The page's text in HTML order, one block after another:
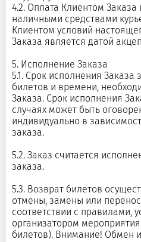
4.2. Оплата Клиентом
наличными средствами
Клиентом условий
Заказа является датой
5. Исполнение Заказа
5.1. Срок исполнения Заказа
билетов и времени,
Заказа. Срок исполнения
случаях может быть
индивидуально в
заказа.
5.2. Заказ считается
заказа.
5.3. Возврат билетов
отмены, замены или
соответствии с правилами,
организатором
билетов). Внимание! Обмен